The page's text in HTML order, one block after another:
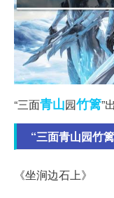
“三面青山园竹篱”
“三面青山园竹
《坐涧边石上》